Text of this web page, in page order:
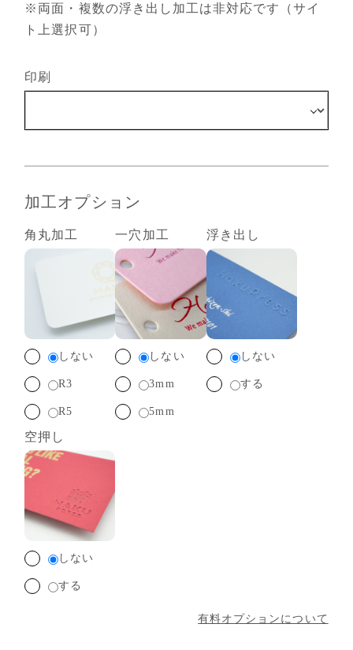
※両面・複数の浮き出し加工は非対応です（サイ
ト上選択可）
印刷
加工オプション
角丸加工
しない
R3
R5
一穴加工
しない
3mm
5mm
浮き出し
しない
する
空押し
しない
する
有料オプションについて